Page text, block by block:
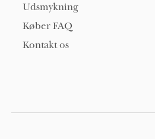
Udsmykning
Køber FAQ
Kontakt os